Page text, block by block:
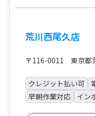
荒川西尾久店
〒116-0011 東京都
クレジット払い可
早朝作業対応
イン